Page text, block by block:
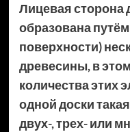
Лицевая сторона
образована
поверхности)
древесины, в
количества этих
одной доски
двух-, трех- или